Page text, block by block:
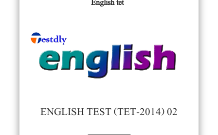
English tet
ENGLISH TEST (TET-2014) 02